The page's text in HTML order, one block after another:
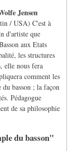
Jensen
/ USA) C'est à
d'artiste que
aux Etats
les structures
elle nous fera
comment les
du basson ; la façon
Pédagogue
de sa philosophie
du basson"